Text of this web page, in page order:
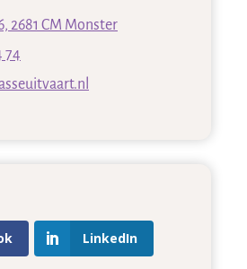
2681 CM Monster
74
LinkedIn